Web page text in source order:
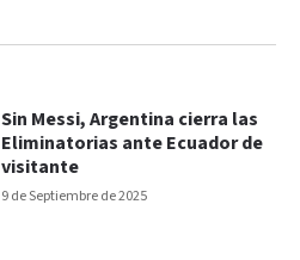
9 de Septiembre de 2025
Sin Messi, Argentina cierra las
Eliminatorias ante Ecuador de
visitante